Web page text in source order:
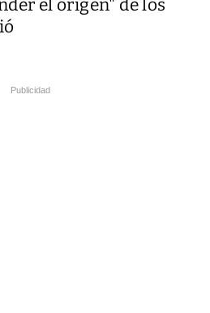
el origen" de los
Publicidad